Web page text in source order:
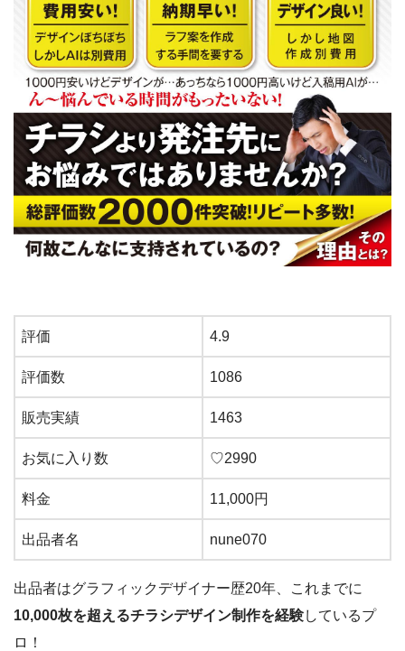
評価 4.9
評価数 1086
販売実績 1463
お気に入り数 ♡2990
料金 11,000円
出品者名 nune070
出品者はグラフィックデザイナー歴20年、これまでに
10,000枚を超えるチラシデザイン制作を経験しているプ
ロ！